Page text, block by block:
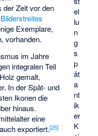
el
lu
n
g
s
p
ät
a
nt
ik
er
K
der Zeit vor den
Exemplare,
vorhanden.
im Jahre
integralen Teil
gemalt,
In der Spät- und
Ikonen die
hinaus.
eine
exportiert.[25]